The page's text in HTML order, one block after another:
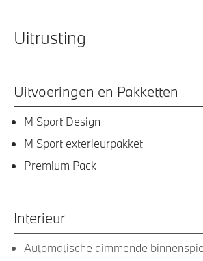
Uitrusting
Uitvoeringen en Pakketten
M Sport Design
M Sport exterieurpakket
Premium Pack
Interieur
Automatische dimmende